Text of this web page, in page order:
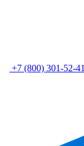
+7 (800) 301-52-41